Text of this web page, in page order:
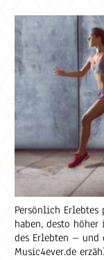
Persönlich
haben, desto
des Erlebten ­– und
Music4ever.de